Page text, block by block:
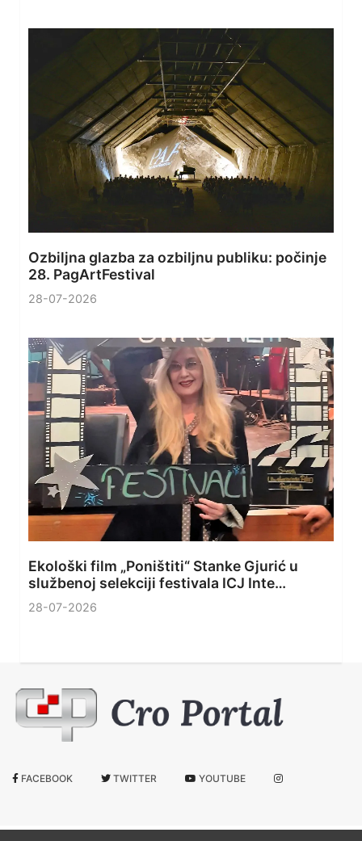
Ozbiljna glazba za ozbiljnu publiku: počinje
28. PagArtFestival
28-07-2026
Ekološki film „Poništiti“ Stanke Gjurić u
službenoj selekciji festivala ICJ Inte…
28-07-2026
FACEBOOK TWITTER YOUTUBE